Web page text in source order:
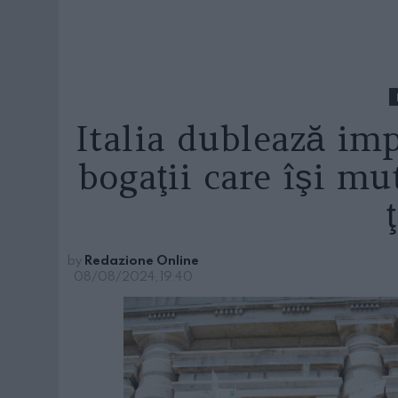
Italia dublează
bogaţii care îşi
by Redazione Online
08/08/2024, 19:40